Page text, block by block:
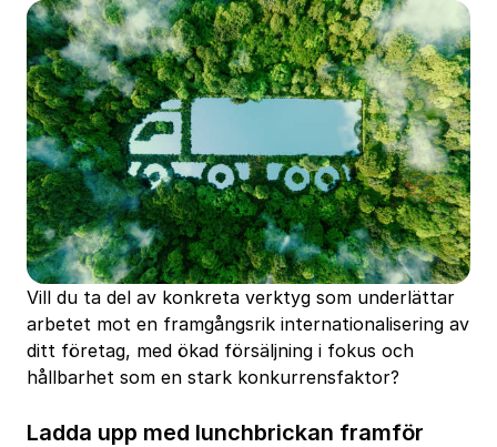
Vill du ta del av konkreta verktyg som underlättar
arbetet mot en framgångsrik internationalisering av
ditt företag, med ökad försäljning i fokus och
hållbarhet som en stark konkurrensfaktor?
Ladda upp med lunchbrickan framför